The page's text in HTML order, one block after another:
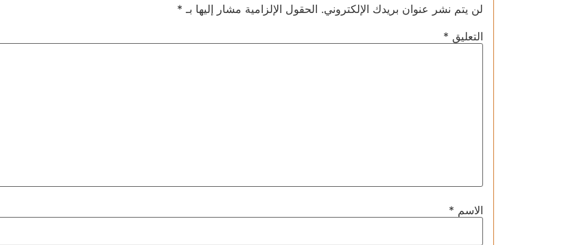
لن يتم نشر عنوان بريدك الإلكتروني. الحقول الإلزامية مشار إليها بـ *
التعليق *
الاسم *